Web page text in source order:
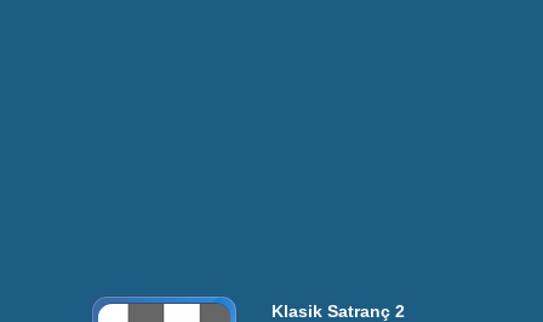
Klasik Satranç 2